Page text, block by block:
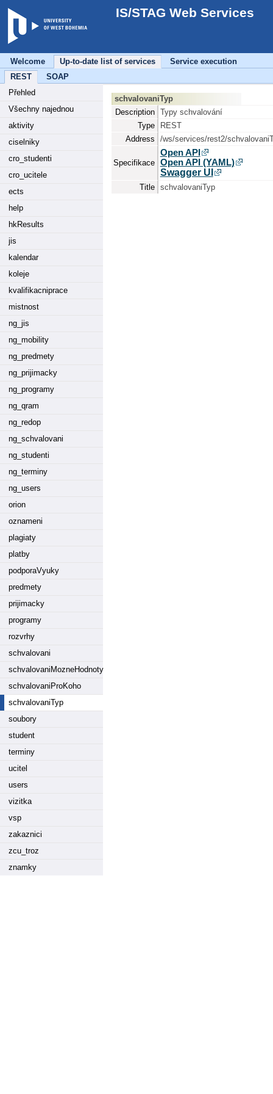
IS/STAG Web Services
Welcome Up-to-date list of services
Service execution
REST
SOAP
Přehled
Všechny najednou
aktivity
ciselniky
cro_studenti
cro_ucitele
ects
help
hkResults
jis
kalendar
koleje
kvalifikacniprace
mistnost
ng_jis
ng_mobility
ng_predmety
ng_prijimacky
ng_programy
ng_qram
ng_redop
ng_schvalovani
ng_studenti
ng_terminy
ng_users
orion
oznameni
plagiaty
platby
podporaVyuky
predmety
prijimacky
programy
rozvrhy
schvalovani
schvalovaniMozneHodnoty
schvalovaniProKoho
schvalovaniTyp
soubory
student
terminy
ucitel
users
vizitka
vsp
zakaznici
zcu_troz
znamky
schvalovaniTyp
Description
Typy schvalování
Type
REST
Address
/ws/services/rest2/
Specifikace
Open API
Open API (YAML)
Swagger UI
Title schvalovaniTyp